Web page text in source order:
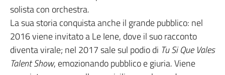
solista con orchestra.
La sua storia conquista anche il grande pubblico: nel
2016 viene invitato a Le Iene, dove il suo racconto
diventa virale; nel 2017 sale sul podio di Tu Si Que Vales
Talent Show, emozionando pubblico e giuria. Viene